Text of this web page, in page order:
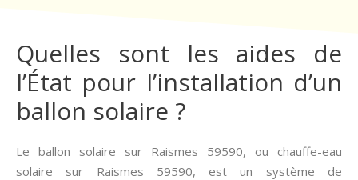
Quelles sont les aides de
l’État pour l’installation d’un
ballon solaire ?
Le ballon solaire sur Raismes 59590, ou chauffe-eau
solaire sur Raismes 59590, est un système de